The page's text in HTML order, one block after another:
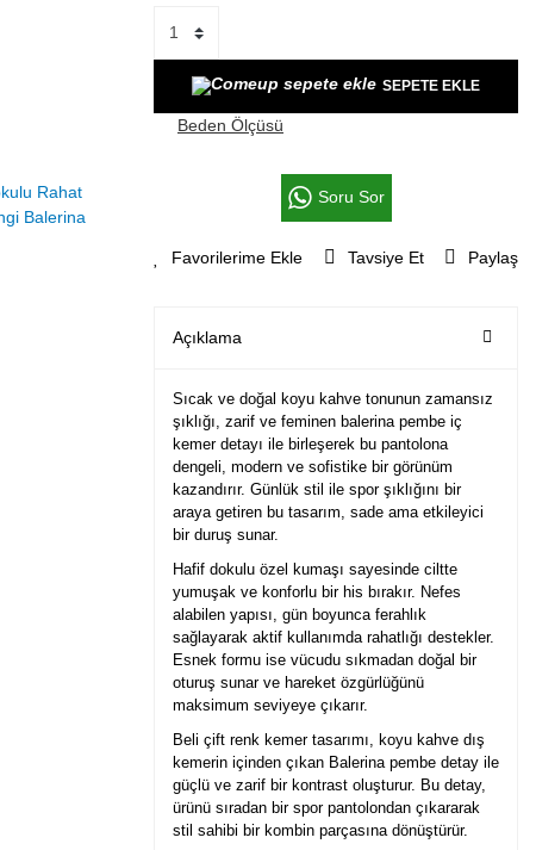
SEPETE EKLE
Beden Ölçüsü
Soru Sor
Tavsiye Et Paylaş
Açıklama
Sıcak ve doğal koyu kahve tonunun zamansız
şıklığı, zarif ve feminen balerina pembe iç
kemer detayı ile birleşerek bu pantolona
dengeli, modern ve sofistike bir görünüm
kazandırır. Günlük stil ile spor şıklığını bir
araya getiren bu tasarım, sade ama etkileyici
bir duruş sunar.
Hafif dokulu özel kumaşı sayesinde ciltte
yumuşak ve konforlu bir his bırakır. Nefes
alabilen yapısı, gün boyunca ferahlık
sağlayarak aktif kullanımda rahatlığı destekler.
Esnek formu ise vücudu sıkmadan doğal bir
oturuş sunar ve hareket özgürlüğünü
maksimum seviyeye çıkarır.
Beli çift renk kemer tasarımı, koyu kahve dış
kemerin içinden çıkan Balerina pembe detay ile
güçlü ve zarif bir kontrast oluşturur. Bu detay,
ürünü sıradan bir spor pantolondan çıkararak
stil sahibi bir kombin parçasına dönüştürür.